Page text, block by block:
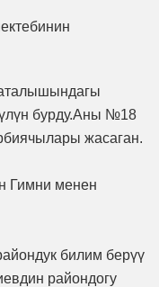
бурду.Аны №18
жасаган.
Гимни менен
билим берүү
райондогу